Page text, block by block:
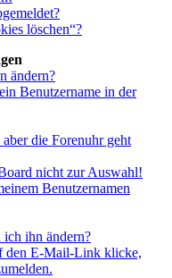
löschen“?
ändern?
Benutzername in der
die Forenuhr geht
nicht zur Auswahl!
Benutzernamen
ihn ändern?
den E-Mail-Link klicke,